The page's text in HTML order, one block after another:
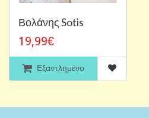
Βολάνης Sotis
19,99€
Εξαντλημένο